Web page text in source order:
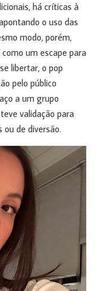
há críticas à
o uso das
modo, porém,
um escape para
libertar, o pop
pelo público
a um grupo
validação para
de diversão.